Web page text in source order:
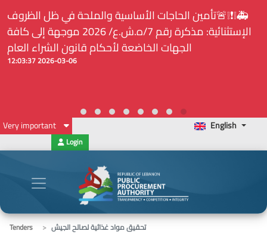
🚑❕❗❕🚨تأمين الحاجات الأساسية والملحة في ظل الظروف
الإستثنائية: مذكرة رقم 7/ه.ش.ع/ 2026 موجهة إلى كافة
الجهات الخاضعة لأحكام قانون الشراء العام
2026-03-06 12:03:37
Very important English
Login
Tenders
تحقيق مواد غذائية لصالح الجيش